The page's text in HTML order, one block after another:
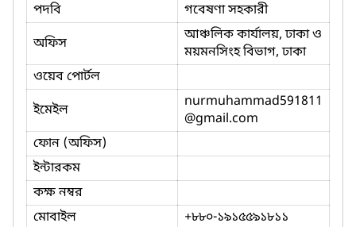
পদবি
গবেষণা সহকারী
অফিস
আঞ্চলিক কার্যালয়, ঢাকা ও
ময়মনসিংহ বিভাগ, ঢাকা
ওয়েব পোর্টল
ইমেইল
nurmuhammad591811
@gmail.com
ফোন (অফিস)
ইন্টারকম
কক্ষ নম্বর
মোবাইল
+৮৮০-১৯১৫৫৯১৮১১